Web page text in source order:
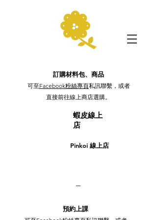
訂購材料包、商品
可至Facebook粉絲專頁私訊聯繫，或者
直接前往線上商店選購。​
蝦皮線上
店
Pinkoi 線上店
預約上課